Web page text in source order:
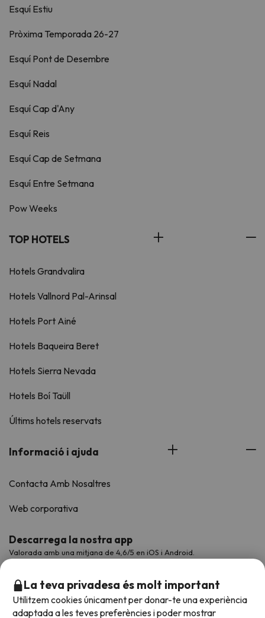
Esquí Estiu
Pròxima Temporada 26-27
Esquí Pont de Desembre
Esquí Nadal
Esquí Cap d'Any
Esquí Reis
Esquí Cap de Setmana
Esquí Entre Setmana
Pow Weeks
TOP HOTELS
Hotels Grandvalira
Hotels Vallnord Pal-Arinsal
Hotels Port Ainé
Hotels Baqueira Beret
Hotels Sierra Nevada
Hotels Boí Taüll
Últims hotels reservats
Informació i ajuda
Contacta Amb Nosaltres
Web corporativa
Descarrega la nostra app
Valorada amb una mitjana de 4,6/5 en iOS i Android.
La teva privadesa és molt important
Utilitzem cookies únicament per donar-te una experiència
adaptada a les teves preferències i poder mostrar